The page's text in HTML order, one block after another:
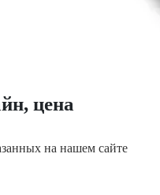
цена
на нашем сайте